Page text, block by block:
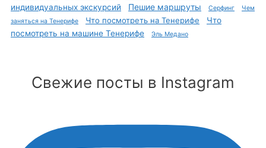
индивидуальных экскурсий
Пешие маршруты Серфинг
Чем
заняться на Тенерифе
Что посмотреть на Тенерифе
Что
посмотреть на машине Тенерифе
Эль Медано
Свежие посты в Instagram